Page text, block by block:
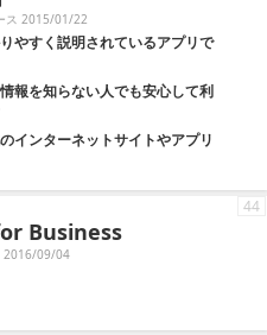
ス 2015/01/22
やすく説明されているアプリで
報を知らない人でも安心して利
インターネットサイトやアプリ
Business
2016/09/04
44